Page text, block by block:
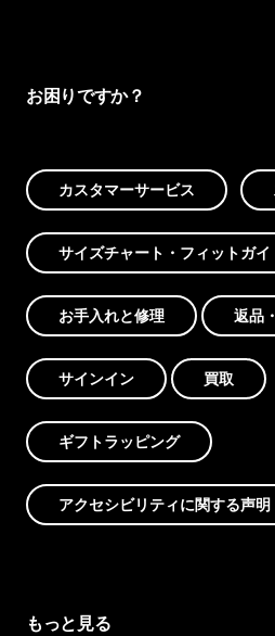
お困りですか？
カスタマーサービス
サイズチャート・フィットガイ
お手入れと修理 返品
サインイン 買取
ギフトラッピング
アクセシビリティに関する声明
もっと見る